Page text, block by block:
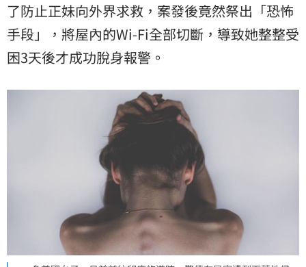
了防止正妹向外界求救，案發後竟然祭出「恐怖
手段」，將屋內的Wi-Fi全部切斷，導致她整整受
困3天後才成功脫身報警。